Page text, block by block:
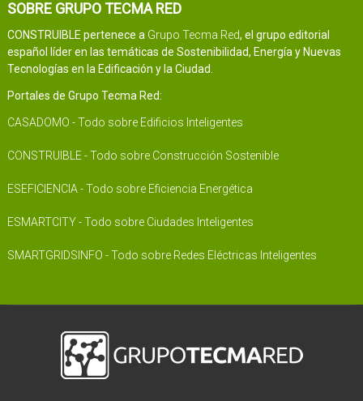
SOBRE GRUPO TECMA RED
CONSTRUIBLE pertenece a Grupo Tecma Red, el grupo editorial
español líder en las temáticas de Sostenibilidad, Energía y Nuevas
Tecnologías en la Edificación y la Ciudad.
Portales de Grupo Tecma Red:
CASADOMO - Todo sobre Edificios Inteligentes
CONSTRUIBLE - Todo sobre Construcción Sostenible
ESEFICIENCIA - Todo sobre Eficiencia Energética
ESMARTCITY - Todo sobre Ciudades Inteligentes
SMARTGRIDSINFO - Todo sobre Redes Eléctricas Inteligentes